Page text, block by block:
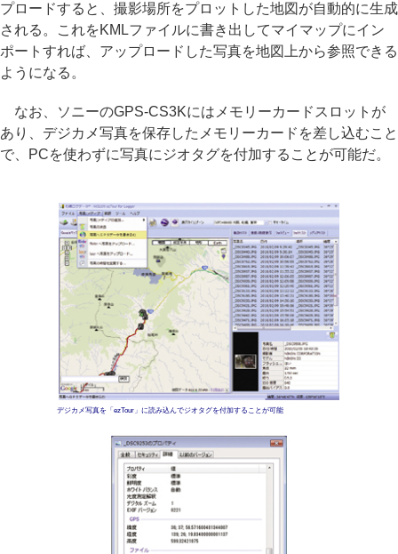
プロードすると、撮影場所をプロットした地図が自動的に生成
される。これをKMLファイルに書き出してマイマップにイン
ポートすれば、アップロードした写真を地図上から参照できる
ようになる。
なお、ソニーのGPS-CS3Kにはメモリーカードスロットが
あり、デジカメ写真を保存したメモリーカードを差し込むこと
で、PCを使わずに写真にジオタグを付加することが可能だ。
デジカメ写真を「ezTour」に読み込んでジオタグを付加することが可能